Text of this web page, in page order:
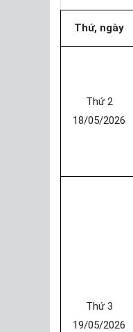
Thứ, ngày
Thứ 2
18/05/2026
Thứ 3
19/05/2026